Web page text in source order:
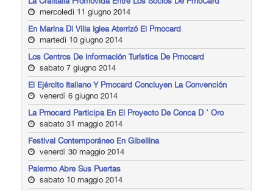
mercoledì 11 giugno 2014
En Marina Di Villa Igiea Aterrizó El Pmocard
martedì 10 giugno 2014
Los Centros De Información Turística De Pmocard
sabato 7 giugno 2014
El Ejército Italiano Y Pmocard Concluyen La Convención
venerdì 6 giugno 2014
La Pmocard Participa En El Proyecto De Conca D ' Oro
sabato 31 maggio 2014
Festival Contemporáneo En Gibellina
venerdì 30 maggio 2014
Palermo Abre Sus Puertas
sabato 10 maggio 2014